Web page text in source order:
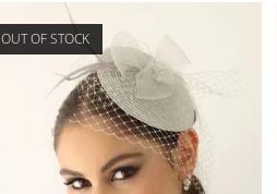
OUT OF STOCK